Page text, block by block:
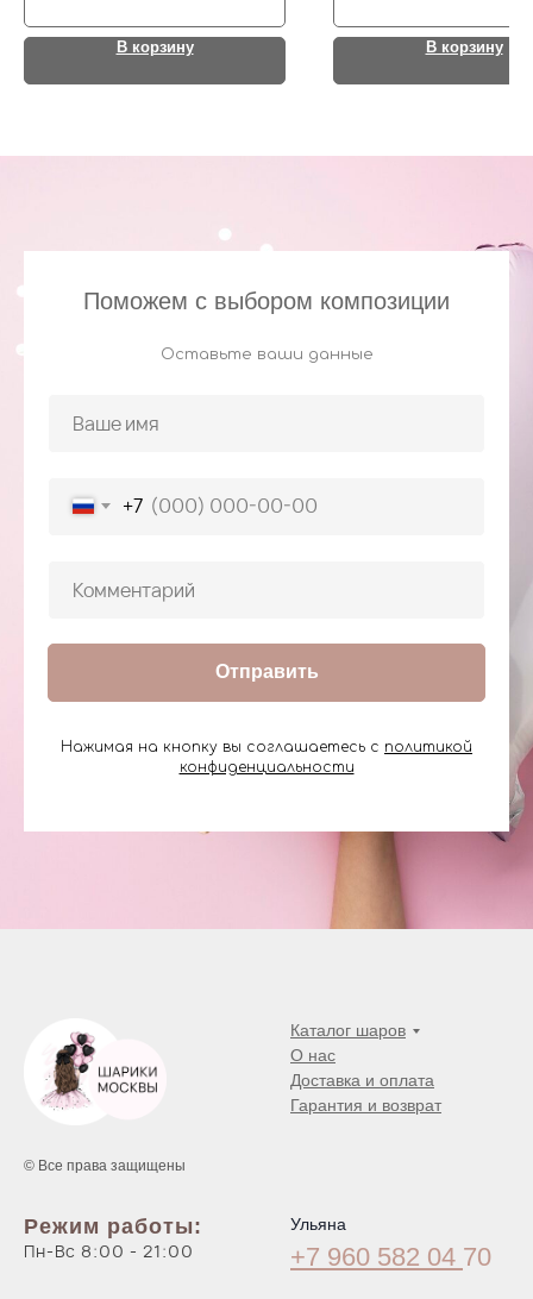
В корзину В корзину
Поможем с выбором композиции
Оставьте ваши данные
+7
Отправить
Нажимая на кнопку вы соглашаетесь с политикой
конфиденциальности
© Все права защищены
Каталог шаров
О нас
Доставка и оплата
Гарантия и возврат
Режим работы:
Пн-Вс 8:00 - 21:00
Ульяна
+7 960 582 04 70